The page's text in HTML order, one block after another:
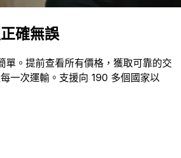
確無誤
單。提前查看所有價格，獲取可靠的交
一次運輸。支援向 190 多個國家以